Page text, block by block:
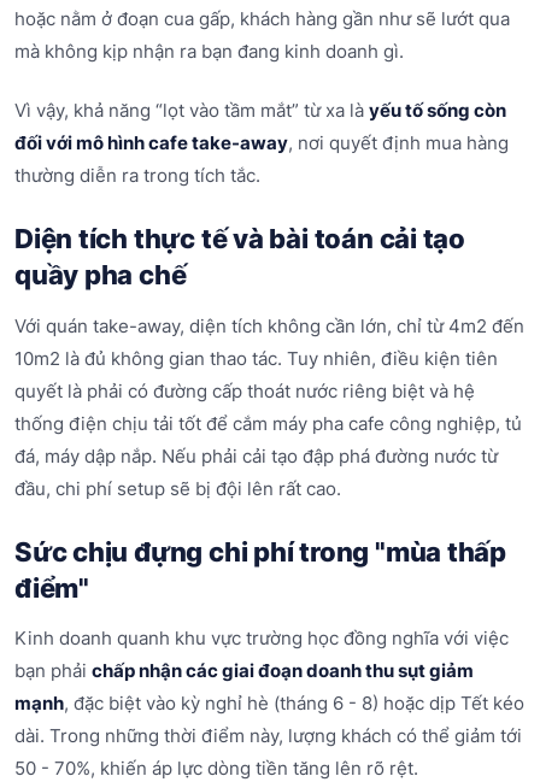
hoặc nằm ở đoạn cua gấp, khách hàng gần như sẽ lướt qua
mà không kịp nhận ra bạn đang kinh doanh gì.
Vì vậy, khả năng “lọt vào tầm mắt” từ xa là yếu tố sống còn
đối với mô hình cafe take-away, nơi quyết định mua hàng
thường diễn ra trong tích tắc.
Diện tích thực tế và bài toán cải tạo
quầy pha chế
Với quán take-away, diện tích không cần lớn, chỉ từ 4m2 đến
10m2 là đủ không gian thao tác. Tuy nhiên, điều kiện tiên
quyết là phải có đường cấp thoát nước riêng biệt và hệ
thống điện chịu tải tốt để cắm máy pha cafe công nghiệp, tủ
đá, máy dập nắp. Nếu phải cải tạo đập phá đường nước từ
đầu, chi phí setup sẽ bị đội lên rất cao.
Sức chịu đựng chi phí trong "mùa thấp
điểm"
Kinh doanh quanh khu vực trường học đồng nghĩa với việc
bạn phải chấp nhận các giai đoạn doanh thu sụt giảm
mạnh, đặc biệt vào kỳ nghỉ hè (tháng 6 - 8) hoặc dịp Tết kéo
dài. Trong những thời điểm này, lượng khách có thể giảm tới
50 - 70%, khiến áp lực dòng tiền tăng lên rõ rệt.